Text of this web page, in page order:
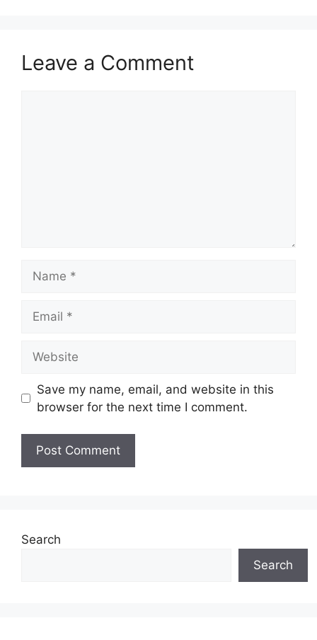
Leave a Comment
Save my name, email, and website in this
browser for the next time I comment.
Search
Search